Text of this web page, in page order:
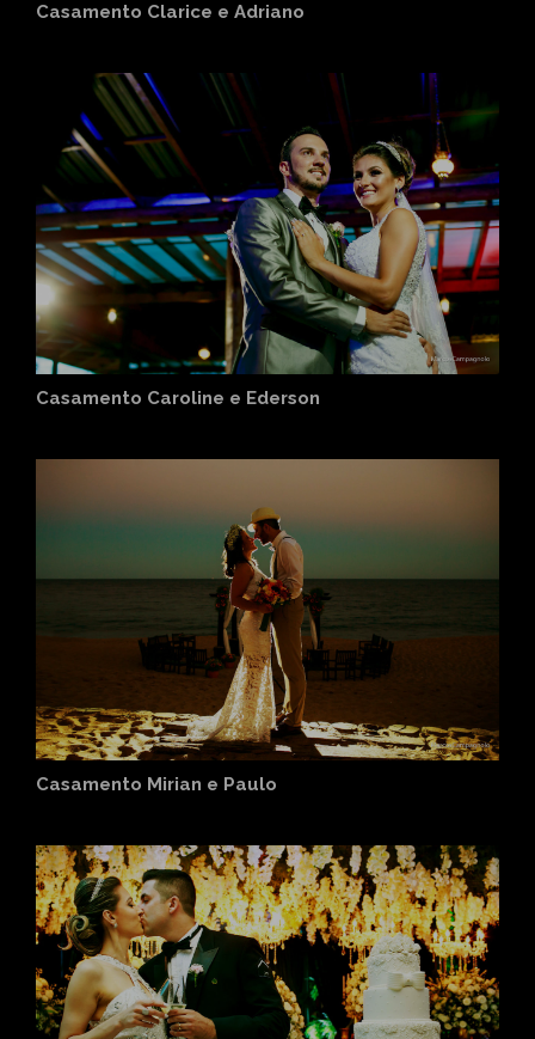
Casamento Clarice e Adriano
Casamento Caroline e Ederson
Casamento Mirian e Paulo